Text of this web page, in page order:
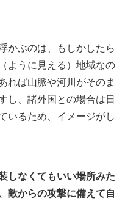
かぶのは、もしかしたら
ように見える）地域なの
れば山脈や河川がそのま
し、諸外国との場合は日
いるため、イメージがし
しなくてもいい場所みた
敵からの攻撃に備えて自